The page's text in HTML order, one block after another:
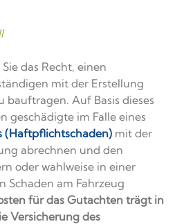
das Recht, einen
mit der Erstellung
bauftragen. Auf Basis dieses
geschädigte im Falle eines
(Haftpflichtschaden) mit der
abrechnen und den
oder wahlweise in einer
Schaden am Fahrzeug
für das Gutachten trägt in
Versicherung des